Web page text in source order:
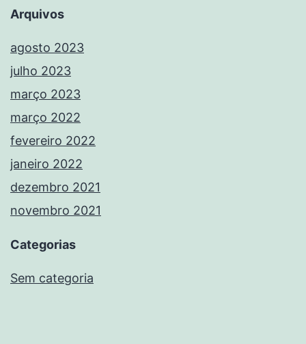
Arquivos
agosto 2023
julho 2023
março 2023
março 2022
fevereiro 2022
janeiro 2022
dezembro 2021
novembro 2021
Categorias
Sem categoria